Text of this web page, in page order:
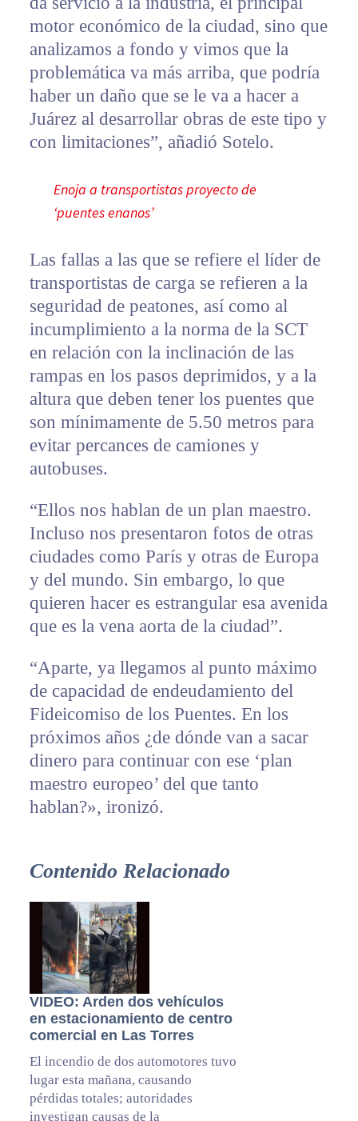
motor económico de la ciudad, sino que
analizamos a fondo y vimos que la
problemática va más arriba, que podría
haber un daño que se le va a hacer a
Juárez al desarrollar obras de este tipo y
con limitaciones”, añadió Sotelo.
Enoja a transportistas proyecto de
‘puentes enanos’
Las fallas a las que se refiere el líder de
transportistas de carga se refieren a la
seguridad de peatones, así como al
incumplimiento a la norma de la SCT
en relación con la inclinación de las
rampas en los pasos deprimidos, y a la
altura que deben tener los puentes que
son mínimamente de 5.50 metros para
evitar percances de camiones y
autobuses.
“Ellos nos hablan de un plan maestro.
Incluso nos presentaron fotos de otras
ciudades como París y otras de Europa
y del mundo. Sin embargo, lo que
quieren hacer es estrangular esa avenida
que es la vena aorta de la ciudad”.
“Aparte, ya llegamos al punto máximo
de capacidad de endeudamiento del
Fideicomiso de los Puentes. En los
próximos años ¿de dónde van a sacar
dinero para continuar con ese ‘plan
maestro europeo’ del que tanto
hablan?», ironizó.
Contenido Relacionado
VIDEO: Arden dos vehículos
en estacionamiento de centro
comercial en Las Torres
El incendio de dos automotores tuvo
lugar esta mañana, causando
pérdidas totales; autoridades
investigan causas de la